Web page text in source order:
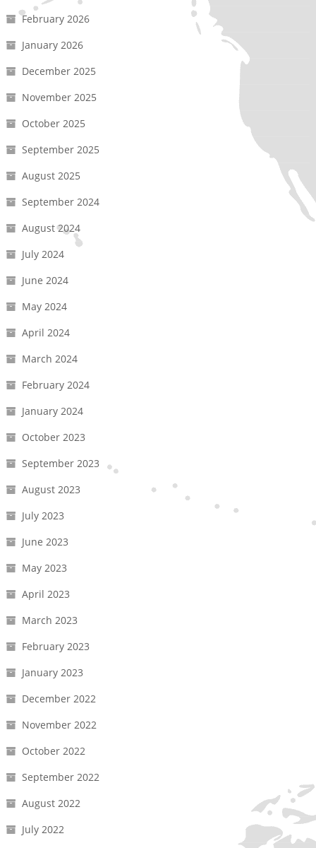
February 2026
January 2026
December 2025
November 2025
October 2025
September 2025
August 2025
September 2024
August 2024
July 2024
June 2024
May 2024
April 2024
March 2024
February 2024
January 2024
October 2023
September 2023
August 2023
July 2023
June 2023
May 2023
April 2023
March 2023
February 2023
January 2023
December 2022
November 2022
October 2022
September 2022
August 2022
July 2022